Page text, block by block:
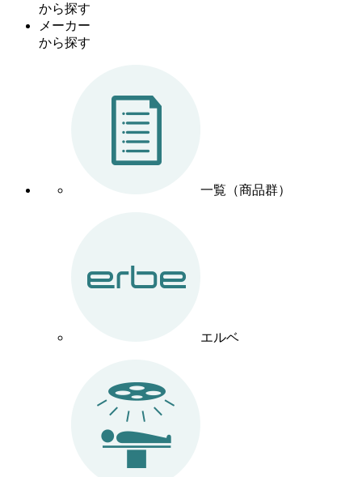
から探す
メーカー
から探す
一覧（商品群）
エルベ